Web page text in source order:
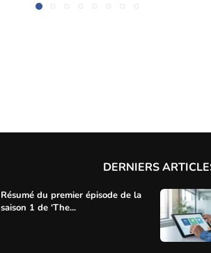
DERNIERS
Résumé du premier épisode de la
saison 1 de ‘The...